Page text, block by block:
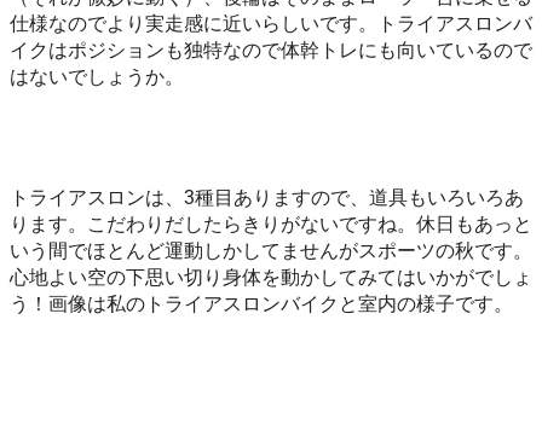
仕様なのでより実走感に近いらしいです。トライアスロンバ
イクはポジションも独特なので体幹トレにも向いているので
はないでしょうか。
トライアスロンは、3種目ありますので、道具もいろいろあ
ります。こだわりだしたらきりがないですね。休日もあっと
いう間でほとんど運動しかしてませんがスポーツの秋です。
心地よい空の下思い切り身体を動かしてみてはいかがでしょ
う！画像は私のトライアスロンバイクと室内の様子です。